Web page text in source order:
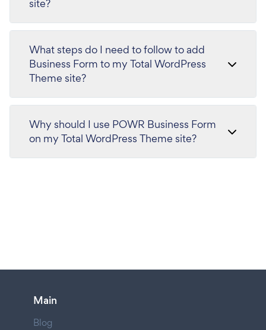
site?
What steps do I need to follow to add
Business Form to my Total WordPress
Theme site?
Why should I use POWR Business Form
on my Total WordPress Theme site?
Main
Blog